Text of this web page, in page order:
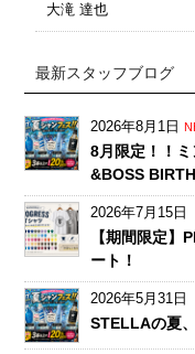
大滝 達也
最新スタッフブログ
2026年8月1日
8月限定！！
&BOSS
2026年7月15日
【期間限定】
ート！
2026年5月31日
STELLAの夏